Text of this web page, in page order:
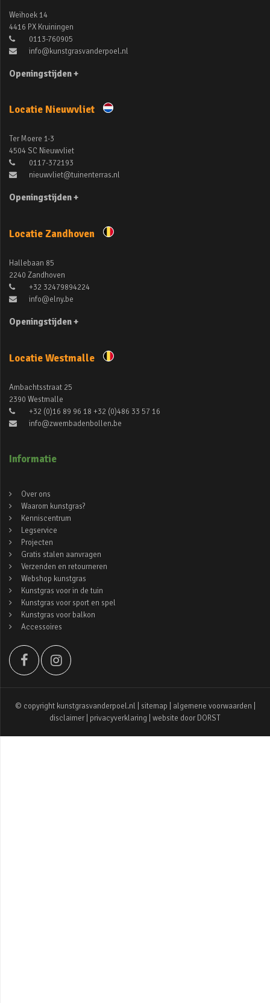
Weihoek 14
4416 PX Kruiningen
0113-760905
info@kunstgrasvanderpoel.nl
Openingstijden +
Locatie Nieuwvliet
Ter Moere 1-3
4504 SC Nieuwvliet
0117-372193
nieuwvliet@tuinenterras.nl
Openingstijden +
Locatie Zandhoven
Hallebaan 85
2240 Zandhoven
+32 32479894224
info@elny.be
Openingstijden +
Locatie Westmalle
Ambachtsstraat 25
2390 Westmalle
+32 (0)16 89 96 18 +32 (0)486 33 57 16
info@zwembadenbollen.be
Informatie
Over ons
Waarom kunstgras?
Kenniscentrum
Legservice
Projecten
Gratis stalen aanvragen
Verzenden en retourneren
Webshop kunstgras
Kunstgras voor in de tuin
Kunstgras voor sport en spel
Kunstgras voor balkon
Accessoires
© copyright kunstgrasvanderpoel.nl | sitemap algemene voorwaarden
disclaimer
privacyverklaring | website door DORST